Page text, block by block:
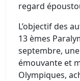
regard
L’objectif des
13 èmes
septembre,
émouvante et
Olympiques,